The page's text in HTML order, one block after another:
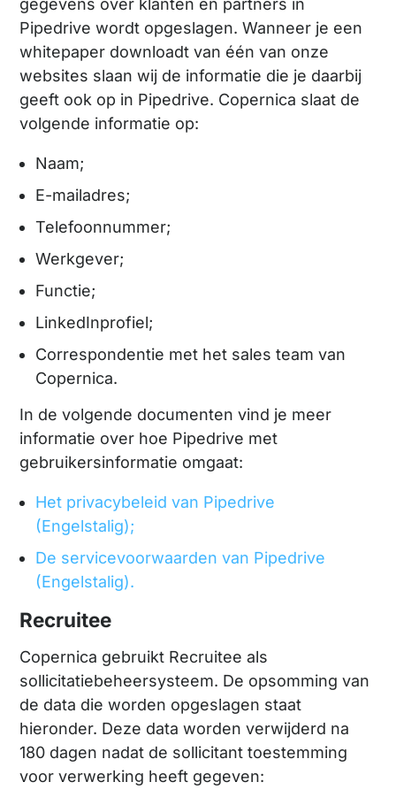
gegevens over klanten en partners in
Pipedrive wordt opgeslagen. Wanneer je een
whitepaper downloadt van één van onze
websites slaan wij de informatie die je daarbij
geeft ook op in Pipedrive. Copernica slaat de
volgende informatie op:
Naam;
E-mailadres;
Telefoonnummer;
Werkgever;
Functie;
LinkedInprofiel;
Correspondentie met het sales team van
Copernica.
In de volgende documenten vind je meer
informatie over hoe Pipedrive met
gebruikersinformatie omgaat:
Het privacybeleid van Pipedrive
(Engelstalig);
De servicevoorwaarden van Pipedrive
(Engelstalig).
Recruitee
Copernica gebruikt Recruitee als
sollicitatiebeheersysteem. De opsomming van
de data die worden opgeslagen staat
hieronder. Deze data worden verwijderd na
180 dagen nadat de sollicitant toestemming
voor verwerking heeft gegeven: